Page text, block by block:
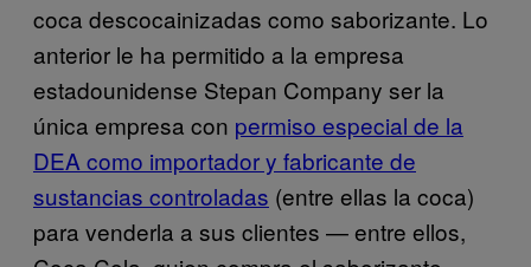
coca descocainizadas como saborizante. Lo
anterior le ha permitido a la empresa
estadounidense Stepan Company ser la
única empresa con permiso especial de la
DEA como importador y fabricante de
sustancias controladas (entre ellas la coca)
para venderla a sus clientes — entre ellos,